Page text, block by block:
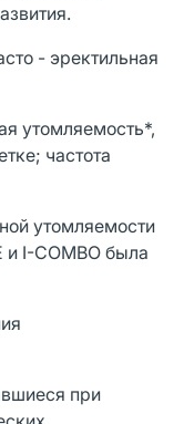
- эректильная
утомляемость*,
частота
утомляемости
и I-COMBO была
при